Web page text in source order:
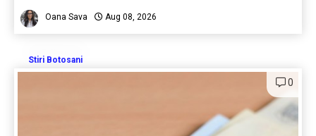
Oana Sava Aug 08, 2026
Stiri Botosani
0